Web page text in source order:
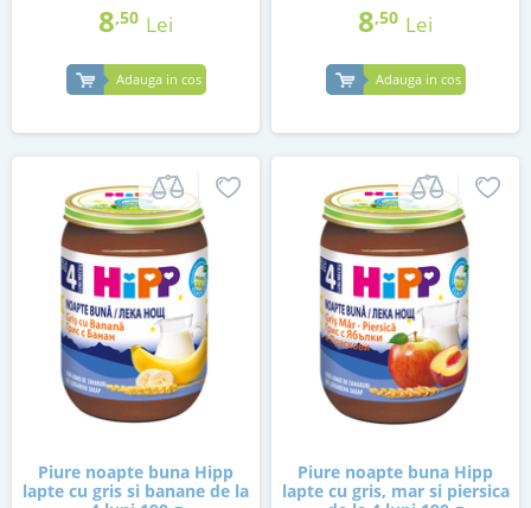
8,50 Lei
Adauga in cos
8,50 Lei
Adauga in cos
Piure noapte buna Hipp
lapte cu gris si banane de la
Piure noapte buna Hipp
lapte cu gris, mar si piersica